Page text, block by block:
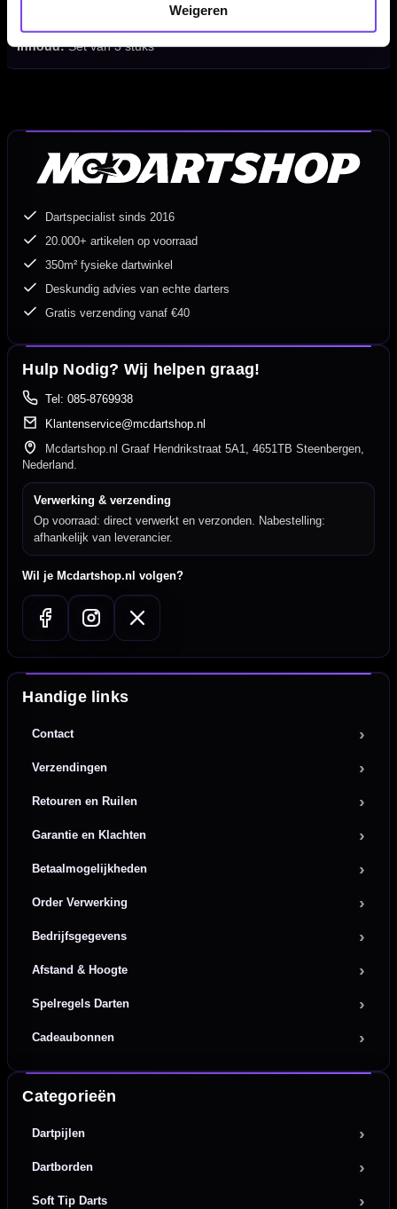
Weigeren
Inhoud:Set van 3 stuks
Dartspecialist sinds 2016
20.000+ artikelen op voorraad
350m² fysieke dartwinkel
Deskundig advies van echte darters
Gratis verzending vanaf €40
Hulp Nodig? Wij helpen graag!
Tel: 085-8769938
Klantenservice@mcdartshop.nl
Mcdartshop.nl Graaf Hendrikstraat 5A1, 4651TB Steenbergen,
Nederland.
Verwerking & verzending
Op voorraad: direct verwerkt en verzonden. Nabestelling:
afhankelijk van leverancier.
Wil je Mcdartshop.nl volgen?
Handige links
Contact
Verzendingen
Retouren en Ruilen
Garantie en Klachten
Betaalmogelijkheden
Order Verwerking
Bedrijfsgegevens
Afstand & Hoogte
Spelregels Darten
Cadeaubonnen
Categorieën
Dartpijlen
Dartborden
Soft Tip Darts